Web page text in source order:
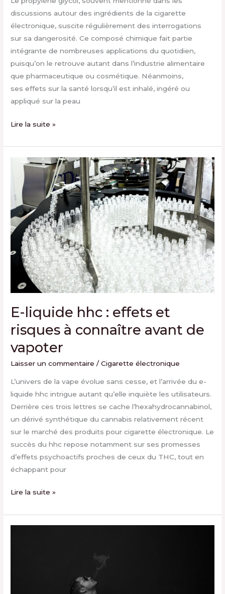
discussions autour des ingrédients de la cigarette
électronique, suscite régulièrement des interrogations
sur sa dangerosité. Ce composé chimique fait partie
intégrante de nombreuses applications du quotidien,
puisqu’on le retrouve autant dans l’industrie alimentaire
que pharmaceutique ou cosmétique. Néanmoins,
ses effets sur la santé lorsqu’il est inhalé, ingéré ou
appliqué sur la peau
Lire la suite »
E-liquide hhc : effets et
risques à connaître avant de
vapoter
Laisser un commentaire /Cigarette électronique
L’univers de la vape évolue sans cesse, et l’arrivée du e-
liquide hhc intrigue autant qu’elle inquiète les utilisateurs.
Derrière ces trois lettres se cache l’hexahydrocannabinol,
un dérivé synthétique du cannabis relativement récent
sur le marché des produits pour cigarette électronique. Le
succès du hhc repose notamment sur ses promesses
d’effets psychoactifs proches de ceux du THC, tout en
échappant pour
liquide
hhc
effets
et
risques
à
connaître
avant
de
Lire la suite »